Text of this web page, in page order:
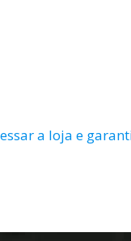
a loja e